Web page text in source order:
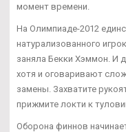
момент времени.
На Олимпиаде-2012
натурализованного
заняла Бекки Хэммон. И
хотя и оговаривают
замены. Захватите
прижмите локти к
Оборона финнов